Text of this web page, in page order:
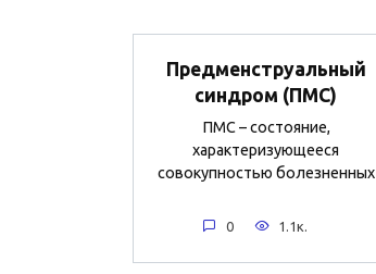
Предменструальный
синдром (ПМС)
ПМС – состояние,
характеризующееся
совокупностью болезненных
0 1.1к.